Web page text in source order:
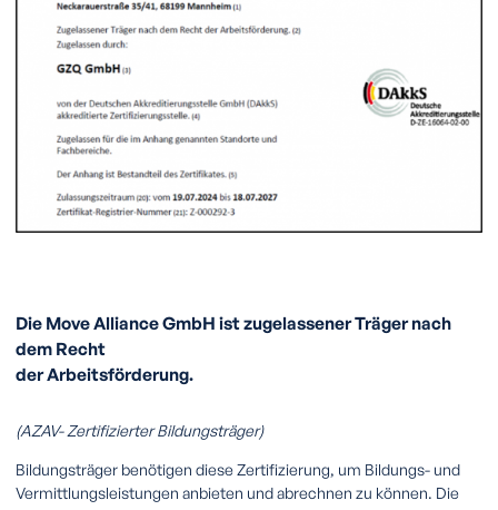
Die Move Alliance GmbH ist zugelassener Träger nach
dem Recht
der Arbeitsförderung.
(AZAV- Zertifizierter Bildungsträger)
Bildungsträger benötigen diese Zertifizierung, um Bildungs- und
Vermittlungsleistungen anbieten und abrechnen zu können. Die